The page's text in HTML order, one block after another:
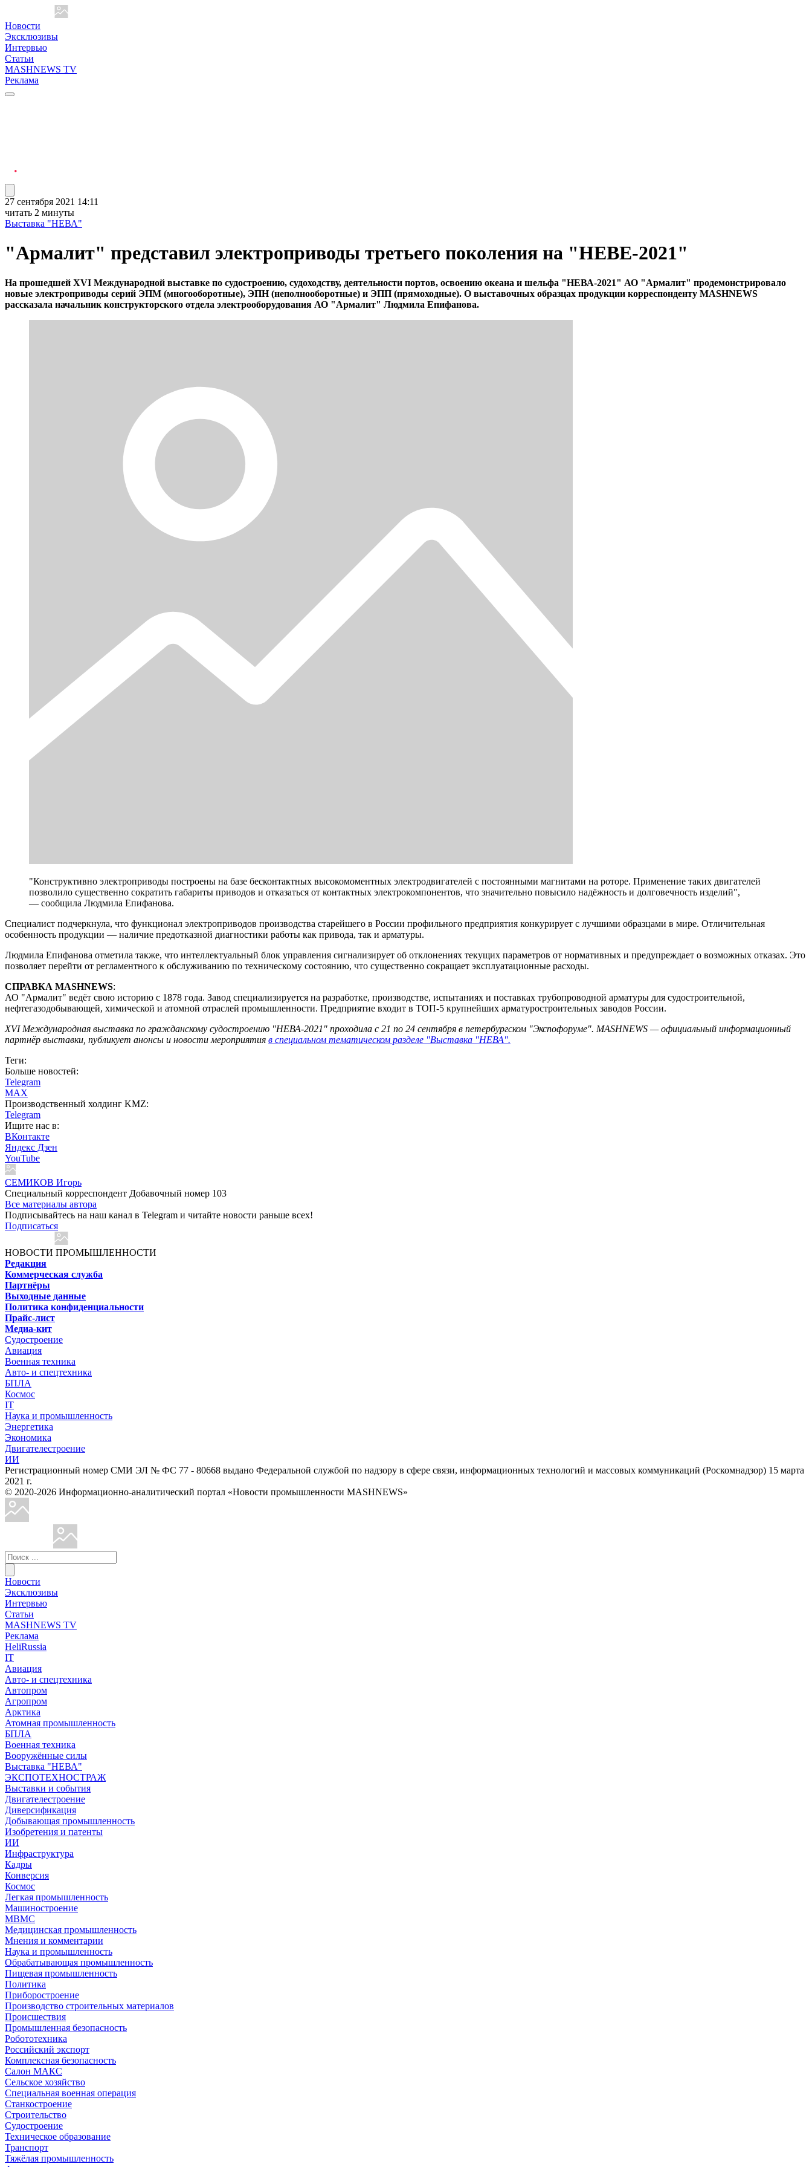
Новости
Эксклюзивы
Интервью
Статьи
MASHNEWS TV
Реклама
27 сентября 2021 14:11
читать 2 минуты
Выставка "НЕВА"
"Армалит" представил электроприводы третьего поколения на "НЕВЕ-2021"
На прошедшей XVI Международной выставке по судостроению, судоходству, деятельности портов, освоению океана и шельфа "НЕВА-2021" АО "Армалит" продемонстрировало
новые электроприводы серий ЭПМ (многооборотные), ЭПН (неполнооборотные) и ЭПП (прямоходные). О выставочных образцах продукции корреспонденту MASHNEWS
рассказала начальник конструкторского отдела электрооборудования АО "Армалит" Людмила Епифанова.
"Конструктивно электроприводы построены на базе бесконтактных высокомоментных электродвигателей с постоянными магнитами на роторе. Применение таких двигателей
позволило существенно сократить габариты приводов и отказаться от контактных электрокомпонентов, что значительно повысило надёжность и долговечность изделий",
— сообщила Людмила Епифанова.
Специалист подчеркнула, что функционал электроприводов производства старейшего в России профильного предприятия конкурирует с лучшими образцами в мире. Отличительная
особенность продукции — наличие предотказной диагностики работы как привода, так и арматуры.
Людмила Епифанова отметила также, что интеллектуальный блок управления сигнализирует об отклонениях текущих параметров от нормативных и предупреждает о возможных отказах. Это
позволяет перейти от регламентного к обслуживанию по техническому состоянию, что существенно сокращает эксплуатационные расходы.
СПРАВКА MASHNEWS:
АО "Армалит" ведёт свою историю с 1878 года. Завод специализируется на разработке, производстве, испытаниях и поставках трубопроводной арматуры для судостроительной,
нефтегазодобывающей, химической и атомной отраслей промышленности. Предприятие входит в ТОП-5 крупнейших арматуростроительных заводов России.
XVI Международная выставка по гражданскому судостроению "НЕВА-2021" проходила с 21 по 24 сентября в петербургском "Экспофоруме". MASHNEWS — официальный информационный
партнёр выставки, публикует анонсы и новости мероприятия в специальном тематическом разделе "Выставка "НЕВА".
Теги:
Больше новостей:
Telegram
MAX
Производственный холдинг KMZ:
Telegram
Ищите нас в:
ВКонтакте
Яндекс Дзен
YouTube
СЕМИКОВ Игорь
Специальный корреспондент Добавочный номер 103
Все материалы автора
Подписывайтесь на наш канал в Telegram и читайте новости раньше всех!
Подписаться
НОВОСТИ ПРОМЫШЛЕННОСТИ
Редакция
Коммерческая служба
Партнёры
Выходные данные
Политика конфиденциальности
Прайс-лист
Медиа-кит
Судостроение
Авиация
Военная техника
Авто- и спецтехника
БПЛА
Космос
IT
Наука и промышленность
Энергетика
Экономика
Двигателестроение
ИИ
Регистрационный номер СМИ ЭЛ № ФС 77 - 80668 выдано Федеральной службой по надзору в сфере связи, информационных технологий и массовых коммуникаций (Роскомнадзор) 15 марта
2021 г.
© 2020-2026 Информационно-аналитический портал «Новости промышленности MASHNEWS»
Новости
Эксклюзивы
Интервью
Статьи
MASHNEWS TV
Реклама
HeliRussia
IT
Авиация
Авто- и спецтехника
Автопром
Агропром
Арктика
Атомная промышленность
БПЛА
Военная техника
Вооружённые силы
Выставка "НЕВА"
ЭКСПОТЕХНОСТРАЖ
Выставки и события
Двигателестроение
Диверсификация
Добывающая промышленность
Изобретения и патенты
ИИ
Инфраструктура
Кадры
Конверсия
Космос
Легкая промышленность
Машиностроение
МВМС
Медицинская промышленность
Мнения и комментарии
Наука и промышленность
Обрабатывающая промышленность
Пищевая промышленность
Политика
Приборостроение
Производство строительных материалов
Происшествия
Промышленная безопасность
Робототехника
Российский экспорт
Комплексная безопасность
Салон МАКС
Сельское хозяйство
Специальная военная операция
Станкостроение
Строительство
Судостроение
Техническое образование
Транспорт
Тяжёлая промышленность